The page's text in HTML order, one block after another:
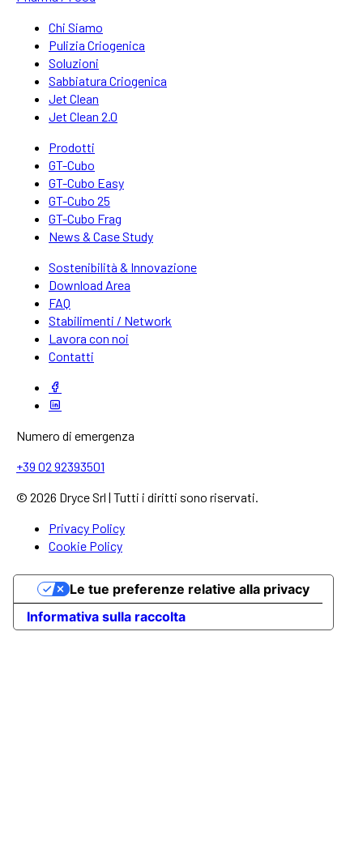
Chi Siamo
Pulizia Criogenica
Soluzioni
Sabbiatura Criogenica
Jet Clean
Jet Clean 2.0
Prodotti
GT-Cubo
GT-Cubo Easy
GT-Cubo 25
GT-Cubo Frag
News & Case Study
Sostenibilità & Innovazione
Download Area
FAQ
Stabilimenti / Network
Lavora con noi
Contatti
Numero di emergenza
+39 02 92393501
© 2026 Dryce Srl | Tutti i diritti sono riservati.
Privacy Policy
Cookie Policy
Informativa sulla raccolta
Le tue preferenze relative alla privacy